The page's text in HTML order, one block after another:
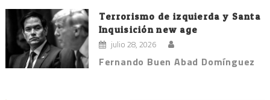
Terrorismo de izquierda y Santa
Inquisición new age
julio 28, 2026
Fernando Buen Abad Domínguez